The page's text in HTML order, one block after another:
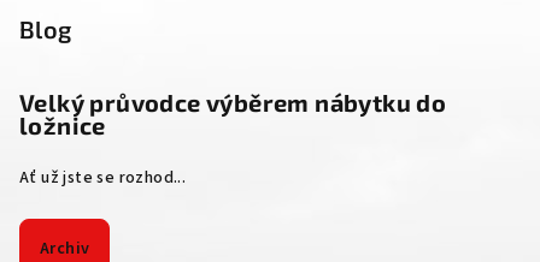
Blog
Velký průvodce výběrem nábytku do
ložnice
Ať už jste se rozhod...
Archiv